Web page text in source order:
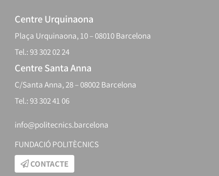
Centre Urquinaona
Plaça Urquinaona, 10 – 08010 Barcelona
Tel.: 93 302 02 24
Centre Santa Anna
C/Santa Anna, 28 – 08002 Barcelona
Tel.: 93 302 41 06
info@politecnics.barcelona
FUNDACIÓ POLITÈCNICS
CONTACTE